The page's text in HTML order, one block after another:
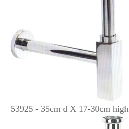
53925 - 35cm d X 17-30cm high